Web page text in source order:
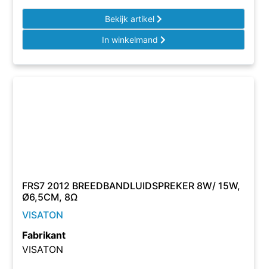
Bekijk artikel
In winkelmand
FRS7 2012 BREEDBANDLUIDSPREKER 8W/ 15W,
Ø6,5CM, 8Ω
VISATON
Fabrikant
VISATON